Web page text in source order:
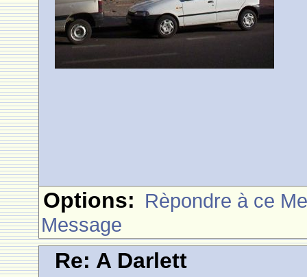
Options: Rèpondre à ce
Message
Re: A Darlett